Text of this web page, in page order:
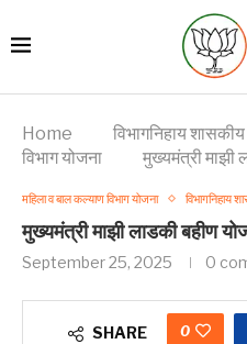
Home विभागनिहाय
विभाग योजना
मुख्यमंत्री माझी
महिला व बाल कल्याण विभाग योजना विभागनिहाय
मुख्यमंत्री माझी लाडकी बहीण
September 25, 2025 0
SHARE 0